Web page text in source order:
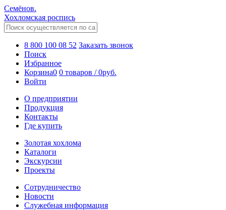
Семёнов.
Хохломская роспись
8 800 100 08 52 Заказать звонок
Поиск
Избранное
Корзина0 0 товаров /0руб.
Войти
О предприятии
Продукция
Контакты
Где купить
Золотая хохлома
Каталоги
Экскурсии
Проекты
Сотрудничество
Новости
Служебная информация